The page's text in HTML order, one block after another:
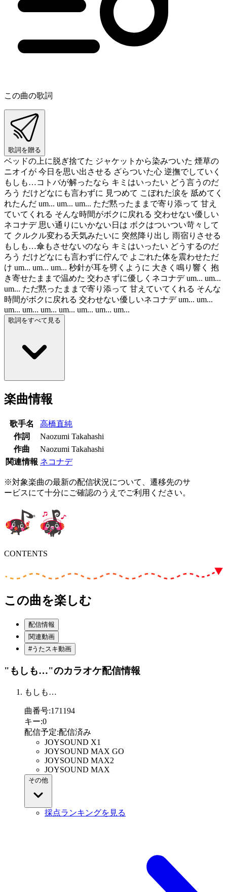
この曲の歌詞
歌詞を贈る
ベッドの上に脱ぎ捨てた ジャケットから染みついた 煙草の
ニオイが 今日を思い出させる ざらついた心 逆撫でしていく
もしも…コトバが解ったなら キミはいったい どう言うのだ
ろう だけどなにも言わずに 見つめて こぼれた涙を 舐めてく
れたんだ um... um... um... ただ黙ったままで寄り添って 甘え
ていてくれる そんな時間がボクに戻れる 交わせない優しい
ネコナデ 思い通りにいかない日は ボクはついつい苛々して
て クルクル変わる天気みたいに 突然降り出し 雨宿りさせる
もしも…傘もさせないのなら キミはいったい どうするのだ
ろう だけどなにも言わずに佇んで よごれた体を震わせただ
け um... um... um... 秒針が耳を劈くように 大きく鳴り響く 抱
き寄せたままで温めた 交わさずに優しくネコナデ um... um...
um... ただ黙ったままで寄り添って 甘えていてくれる そんな
時間がボクに戻れる 交わせない優しいネコナデ um... um...
um... um... um... um... um... um... um...
歌詞をすべて見る
楽曲情報
歌手名
高橋直純
作詞
Naozumi Takahashi
作曲
Naozumi Takahashi
関連情報 ネコナデ
※対象楽曲の最新の配信状況について、遷移先のサ
ービスにて十分にご確認のうえでご利用ください。
CONTENTS
この曲を楽しむ
配信情報
関連動画
#うたスキ動画
"もしも…"のカラオケ配信情報
もしも…
曲番号:171194
キー:0
配信予定:配信済み
JOYSOUND X1
JOYSOUND MAX GO
JOYSOUND MAX2
JOYSOUND MAX
その他
採点ランキングを見る